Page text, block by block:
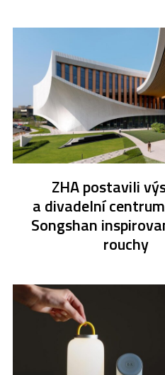
ZHA postavili
a divadelní
Songshan
rouchy